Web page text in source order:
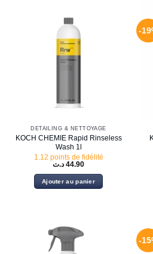
DETAILING & NETTOYAGE
KOCH CHEMIE Rapid Rinseless
Wash 1l
1.12 points de fidélité
44.90 د.ت
Ajouter au panier
-
-